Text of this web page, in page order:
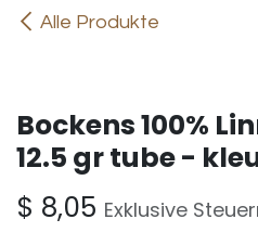
Alle Produkte
Bockens 100%
12.5 gr tube -
$ 8,05 Exklusive